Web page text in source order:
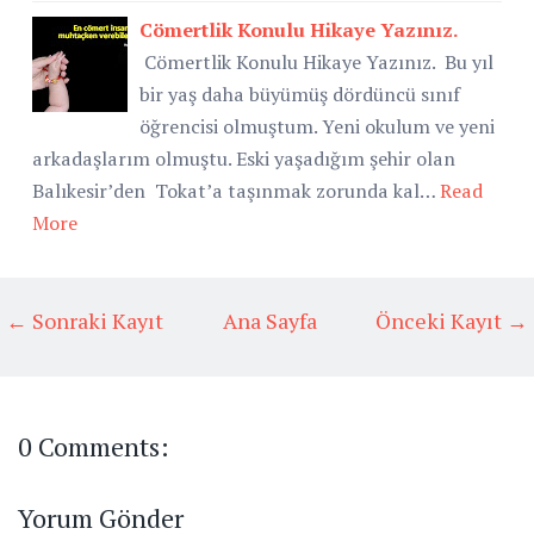
Cömertlik Konulu Hikaye Yazınız.
Cömertlik Konulu Hikaye Yazınız. Bu yıl
bir yaş daha büyümüş dördüncü sınıf
öğrencisi olmuştum. Yeni okulum ve yeni
arkadaşlarım olmuştu. Eski yaşadığım şehir olan
Balıkesir’den Tokat’a taşınmak zorunda kal…Read
More
← Sonraki Kayıt Önceki Kayıt →
Ana Sayfa
0 Comments:
Yorum Gönder